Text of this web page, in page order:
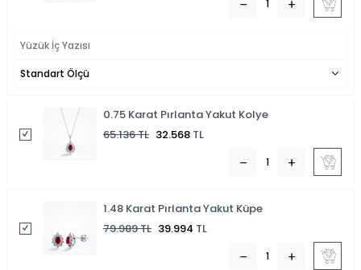
0.75 Karat Pırlanta Yakut Kolye
65.136TL 32.568 TL
1.48 Karat Pırlanta Yakut Küpe
79.989TL 39.994 TL